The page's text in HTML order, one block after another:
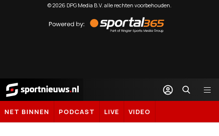
©2026 DPG Media B.V. alle rechten voorbehouden.
by
Sportal365
Sportnieuws.nl
NET BINNEN PODCAST LIVE VIDEO